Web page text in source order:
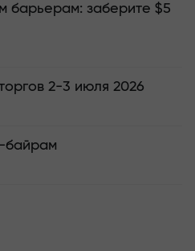
барьерам: заберите $5
2-3 июля 2026
байрам